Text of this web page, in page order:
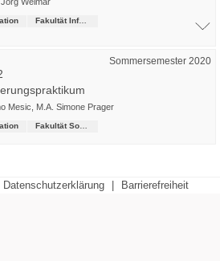
Fakultät Informatik
Sommersemester 2020
Mesic M.A. Simone Prager
Datenschutzerklärung Barrierefreiheit